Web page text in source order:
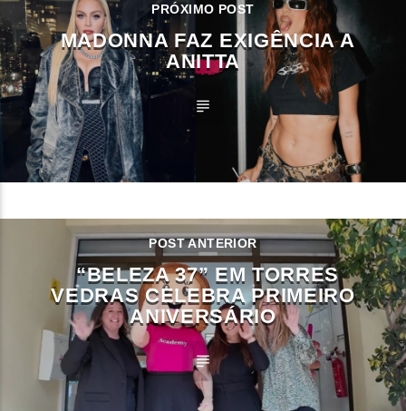
PRÓXIMO POST
MADONNA FAZ EXIGÊNCIA A
ANITTA
POST ANTERIOR
“BELEZA 37” EM TORRES
VEDRAS CELEBRA PRIMEIRO
ANIVERSÁRIO